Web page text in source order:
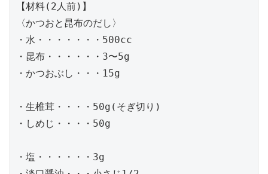
【材料(2人前)】
〈かつおと昆布のだし〉
・水・・・・・・・500cc
・昆布・・・・・・3〜5g
・かつおぶし・・・15g
・生椎茸・・・・50g(そぎ切り)
・しめじ・・・・50g
・塩・・・・・・3g